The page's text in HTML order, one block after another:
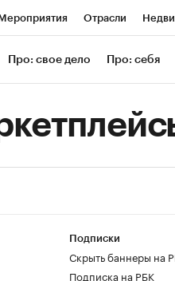
Отрасли
РБК РБК Образование
Газета Спецпроекты СПб
Про: свое дело Про: себя
Подписки
Скрыть баннеры на
Подписка на РБК